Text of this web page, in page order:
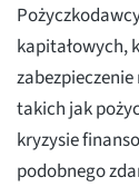
kapitałowych,
takich jak
kryzysie
podobnego